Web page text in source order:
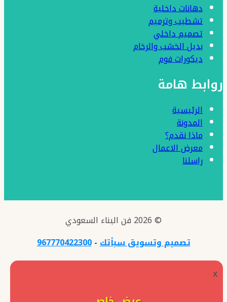
دهانات داخلية
تشطيب وترميم
تصميم داخلي
بديل الخشب والرخام
ديكورات فوم
روابط هامة
الرئيسية
المدونة
ماذا نقدم؟
معرض الاعمال
راسلنا
© 2026 فن البناء السعودي
تصميم وتسويق سبأتك-
967770422300
x